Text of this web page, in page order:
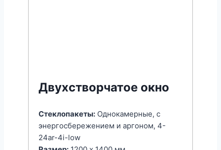
Двухстворчатое окно
Стеклопакеты: Однокамерные, с
энергоcбережением и аргоном, 4-
24ar-4i-low